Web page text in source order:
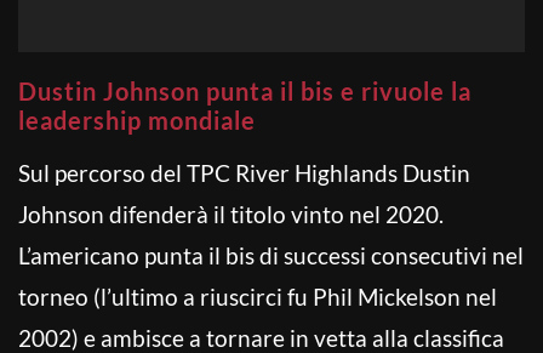
Dustin Johnson punta il bis e rivuole la
leadership mondiale
Sul percorso del TPC River Highlands Dustin
Johnson difenderà il titolo vinto nel 2020.
L’americano punta il bis di successi consecutivi nel
torneo (l’ultimo a riuscirci fu Phil Mickelson nel
2002) e ambisce a tornare in vetta alla classifica